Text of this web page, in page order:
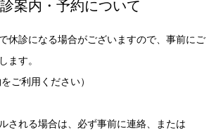
案内・予約について
休診になる場合がございますので、事前にご
ます。
ご利用ください）
される場合は、必ず事前に連絡、または